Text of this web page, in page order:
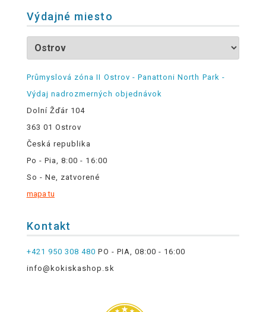
Výdajné miesto
Průmyslová zóna II Ostrov - Panattoni North Park -
Výdaj nadrozmerných objednávok
Dolní Žďár 104
363 01 Ostrov
Česká republika
Po - Pia, 8:00 - 16:00
So - Ne, zatvorené
mapa tu
Kontakt
+421 950 308 480 PO - PIA, 08:00 - 16:00
info@kokiskashop.sk